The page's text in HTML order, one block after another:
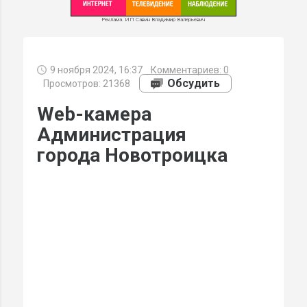
Реклама. ИП Савин Владимир Валерьевич
9 ноября 2024, 16:37 Комментариев: 0
Просмотров: 21368
Обсудить
Web-камера
Администрация
города Новотроицка